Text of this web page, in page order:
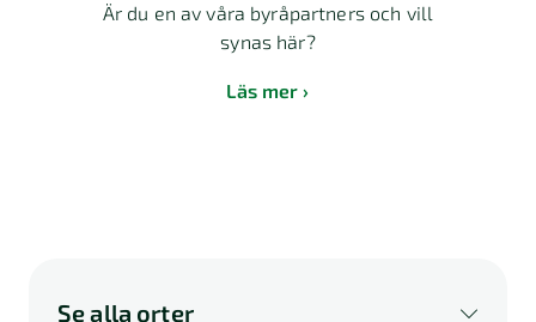
Är du en av våra byråpartners och vill
synas här?
Läs mer
Se alla orter